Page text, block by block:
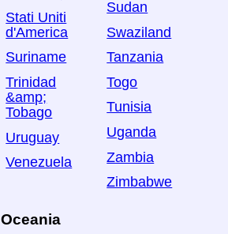
Stati Uniti
d'America
Suriname
Trinidad
&amp;
Tobago
Uruguay
Venezuela
Sudan
Swaziland
Tanzania
Togo
Tunisia
Uganda
Zambia
Zimbabwe
Oceania